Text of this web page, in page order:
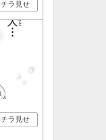
チラ見せ
チラ見せ